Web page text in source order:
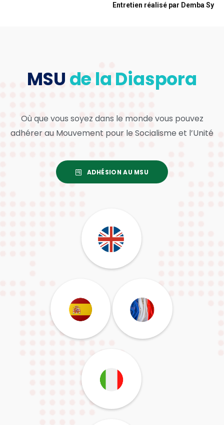
Entretien réalisé par Demba Sy
MSU de la Diaspora
Où que vous soyez dans le monde vous pouvez
adhérer au Mouvement pour le Socialisme et l’Unité
ADHÉSION AU MSU